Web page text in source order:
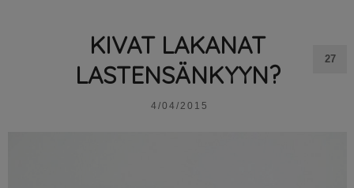
KIVAT LAKANAT
LASTENSÄNKYYN?
4/04/2015
27